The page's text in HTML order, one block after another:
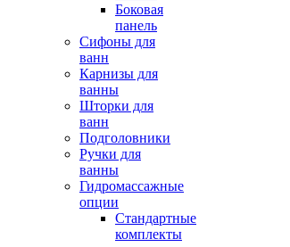
Боковая
панель
Сифоны для
ванн
Карнизы для
ванны
Шторки для
ванн
Подголовники
Ручки для
ванны
Гидромассажные
опции
Стандартные
комплекты